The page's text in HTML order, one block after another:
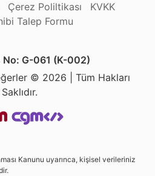
Çerez Poliltikası
KVKK
Talep Formu
No: G-061 (K-002)
© 2026 | Tüm Hakları
Saklıdır.
Kanunu uyarınca, kişisel verileriniz